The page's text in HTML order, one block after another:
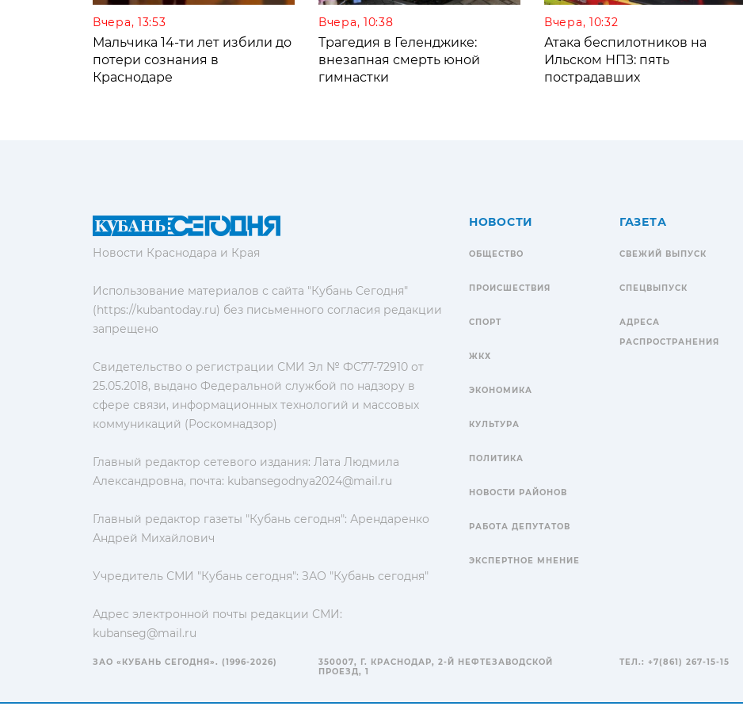
Вчера, 13:53
Мальчика 14-ти лет избили до
потери сознания в
Краснодаре
Вчера, 10:38
Трагедия в Геленджике:
внезапная смерть юной
гимнастки
Вчера, 10:32
Атака беспилотников на
Ильском НПЗ: пять
пострадавших
Новости Краснодара и Края
Использование материалов с сайта "Кубань Сегодня"
(https://kubantoday.ru) без письменного согласия редакции
запрещено
Свидетельство о регистрации СМИ Эл № ФС77-72910 от
25.05.2018, выдано Федеральной службой по надзору в
сфере связи, информационных технологий и массовых
коммуникаций (Роскомнадзор)
Главный редактор сетевого издания: Лата Людмила
Александровна, почта: kubansegodnya2024@mail.ru
Главный редактор газеты "Кубань сегодня": Арендаренко
Андрей Михайлович
Учредитель СМИ "Кубань сегодня": ЗАО "Кубань сегодня"
Адрес электронной почты редакции СМИ:
kubanseg@mail.ru
НОВОСТИ
ОБЩЕСТВО
ПРОИСШЕСТВИЯ
СПОРТ
ЖКХ
ЭКОНОМИКА
КУЛЬТУРА
ПОЛИТИКА
НОВОСТИ РАЙОНОВ
РАБОТА ДЕПУТАТОВ
ЭКСПЕРТНОЕ МНЕНИЕ
ГАЗЕТА
СВЕЖИЙ ВЫПУСК
СПЕЦВЫПУСК
АДРЕСА
РАСПРОСТРАНЕНИЯ
ЗАО «КУБАНЬ СЕГОДНЯ». (1996-2026)
350007, Г. КРАСНОДАР, 2-Й НЕФТЕЗАВОДСКОЙ
ПРОЕЗД, 1
ТЕЛ.: +7(861) 267-15-15